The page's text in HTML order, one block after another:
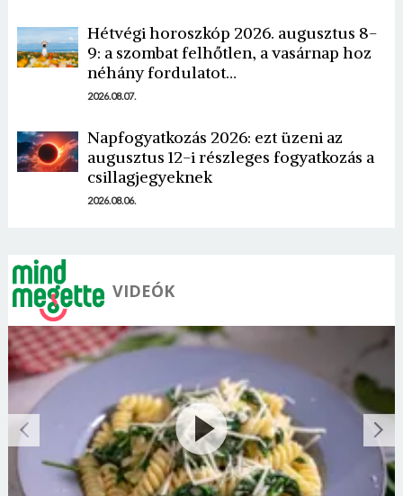
Hétvégi horoszkóp 2026. augusztus 8-
9: a szombat felhőtlen, a vasárnap hoz
néhány fordulatot…
2026.08.07.
Napfogyatkozás 2026: ezt üzeni az
augusztus 12-i részleges fogyatkozás a
csillagjegyeknek
2026.08.06.
VIDEÓK
Borsonline bejelentkezés
E-mail cím vagy felhasználónév
Mégse